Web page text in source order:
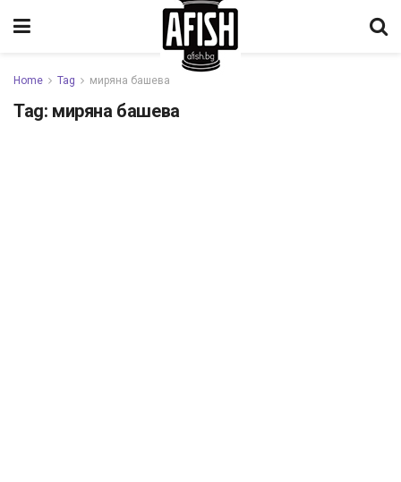
Home Tag миряна башева
Tag: миряна башева